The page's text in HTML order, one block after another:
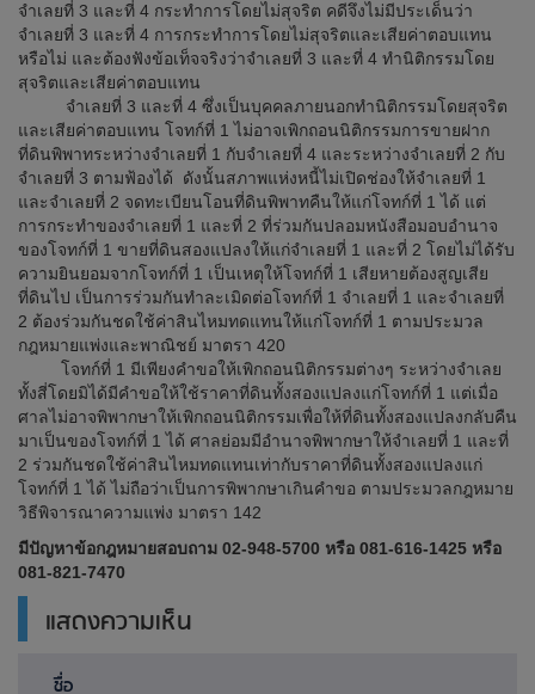
จำเลยที่ 3 และที่ 4 กระทำการโดยไม่สุจริต คดีจึงไม่มีประเด็นว่า
จำเลยที่ 3 และที่ 4 การกระทำการโดยไม่สุจริตและเสียค่าตอบแทน
หรือไม่ และต้องฟังข้อเท็จจริงว่าจำเลยที่ 3 และที่ 4 ทำนิติกรรมโดย
สุจริตและเสียค่าตอบแทน
จำเลยที่ 3 และที่ 4 ซึ่งเป็นบุคคลภายนอกทำนิติกรรมโดยสุจริต
และเสียค่าตอบแทน โจทก์ที่ 1 ไม่อาจเพิกถอนนิติกรรมการขายฝาก
ที่ดินพิพาทระหว่างจำเลยที่ 1 กับจำเลยที่ 4 และระหว่างจำเลยที่ 2 กับ
จำเลยที่ 3 ตามฟ้องได้ ดังนั้นสภาพแห่งหนี้ไม่เปิดช่องให้จำเลยที่ 1
และจำเลยที่ 2 จดทะเบียนโอนที่ดินพิพาทคืนให้แก่โจทก์ที่ 1 ได้ แต่
การกระทำของจำเลยที่ 1 และที่ 2 ที่ร่วมกันปลอมหนังสือมอบอำนาจ
ของโจทก์ที่ 1 ขายที่ดินสองแปลงให้แก่จำเลยที่ 1 และที่ 2 โดยไม่ได้รับ
ความยินยอมจากโจทก์ที่ 1 เป็นเหตุให้โจทก์ที่ 1 เสียหายต้องสูญเสีย
ที่ดินไป เป็นการร่วมกันทำละเมิดต่อโจทก์ที่ 1 จำเลยที่ 1 และจำเลยที่
2 ต้องร่วมกันชดใช้ค่าสินไหมทดแทนให้แก่โจทก์ที่ 1 ตามประมวล
กฎหมายแพ่งและพาณิชย์ มาตรา 420
โจทก์ที่ 1 มีเพียงคำขอให้เพิกถอนนิติกรรมต่างๆ ระหว่างจำเลย
ทั้งสี่โดยมิได้มีคำขอให้ใช้ราคาที่ดินทั้งสองแปลงแก่โจทก์ที่ 1 แต่เมื่อ
ศาลไม่อาจพิพากษาให้เพิกถอนนิติกรรมเพื่อให้ที่ดินทั้งสองแปลงกลับคืน
มาเป็นของโจทก์ที่ 1 ได้ ศาลย่อมมีอำนาจพิพากษาให้จำเลยที่ 1 และที่
2 ร่วมกันชดใช้ค่าสินไหมทดแทนเท่ากับราคาที่ดินทั้งสองแปลงแก่
โจทก์ที่ 1 ได้ ไม่ถือว่าเป็นการพิพากษาเกินคำขอ ตามประมวลกฎหมาย
วิธีพิจารณาความแพ่ง มาตรา 142
มีปัญหาข้อกฎหมายสอบถาม 02-948-5700 หรือ 081-616-1425 หรือ
081-821-7470
แสดงความเห็น
ชื่อ